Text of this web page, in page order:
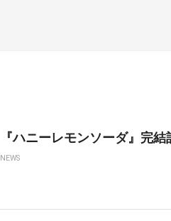
『ハニーレモンソーダ』完結
NEWS